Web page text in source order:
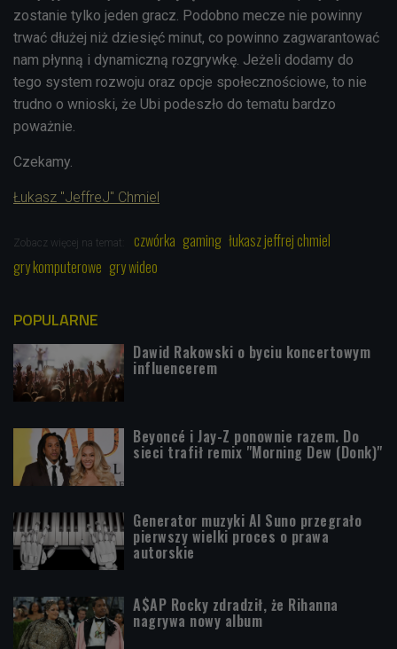
zostanie tylko jeden gracz. Podobno mecze nie powinny
trwać dłużej niż dziesięć minut, co powinno zagwarantować
nam płynną i dynamiczną rozgrywkę. Jeżeli dodamy do
tego system rozwoju oraz opcje społecznościowe, to nie
trudno o wnioski, że Ubi podeszło do tematu bardzo
poważnie.
Czekamy.
Łukasz "JeffreJ" Chmiel
Zobacz więcej na temat: czwórka gaming łukasz jeffrej chmiel
gry komputerowe gry wideo
POPULARNE
Dawid Rakowski o byciu koncertowym
influencerem
Beyoncé i Jay-Z ponownie razem. Do
sieci trafił remix "Morning Dew (Donk)"
Generator muzyki AI Suno przegrało
pierwszy wielki proces o prawa
autorskie
A$AP Rocky zdradził, że Rihanna
nagrywa nowy album